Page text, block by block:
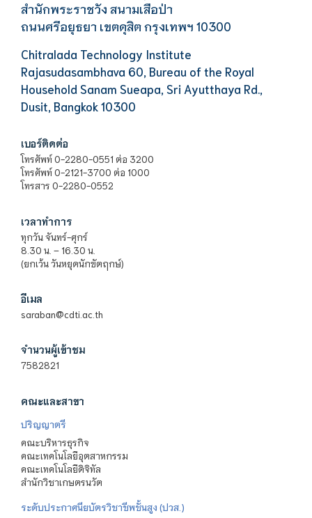
สำนักพระราชวัง สนามเสือป่า
ถนนศรีอยุธยา เขตดุสิต กรุงเทพฯ 10300
Chitralada Technology Institute
Rajasudasambhava 60, Bureau of the Royal
Household Sanam Sueapa, Sri Ayutthaya Rd.,
Dusit, Bangkok 10300
เบอร์ติดต่อ
โทรศัพท์ 0-2280-0551 ต่อ 3200
โทรศัพท์ 0-2121-3700 ต่อ 1000
โทรสาร 0-2280-0552
เวลาทำการ
ทุกวัน จันทร์-ศุกร์
8.30 น. – 16.30 น.
(ยกเว้น วันหยุดนักขัตฤกษ์)
อีเมล
saraban@cdti.ac.th
จำนวนผู้เข้าชม
7582821
คณะและสาขา
ปริญญาตรี
คณะบริหารธุรกิจ
คณะเทคโนโลยีอุตสาหกรรม
คณะเทคโนโลยีดิจิทัล
สำนักวิชาเกษตรนวัต
ระดับประกาศนียบัตรวิชาชีพชั้นสูง (ปวส.)